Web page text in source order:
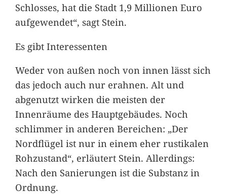
Schlosses, hat die Stadt 1,9 Millionen Euro
aufgewendet“, sagt Stein.
Es gibt Interessenten
Weder von außen noch von innen lässt sich
das jedoch auch nur erahnen. Alt und
abgenutzt wirken die meisten der
Innenräume des Hauptgebäudes. Noch
schlimmer in anderen Bereichen: „Der
Nordflügel ist nur in einem eher rustikalen
Rohzustand“, erläutert Stein. Allerdings:
Nach den Sanierungen ist die Substanz in
Ordnung.